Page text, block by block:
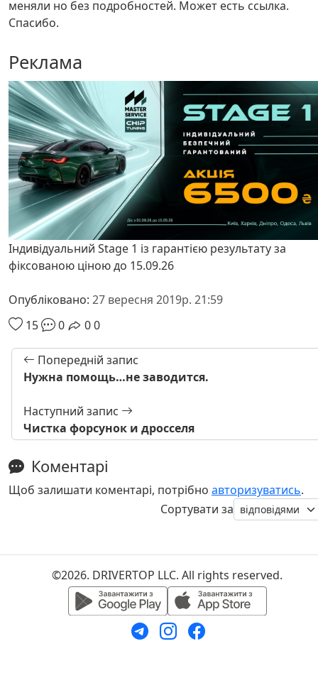
меняли но без подробностей. Может есть ссылка.
Спасибо.
Реклама
Індивідуальний Stage 1 із гарантією результату за
фіксованою ціною до 15.09.26
Опубліковано: 27 вересня 2019р. 21:59
15
0 00
Попередній запис
Нужна помощь…не заводится.
Наступний запис
Чистка форсунок и дросселя
Коментарі
Щоб залишати коментарі, потрібно авторизуватись.
Сортувати за
©2026. DRIVERTOP LLC. All rights reserved.